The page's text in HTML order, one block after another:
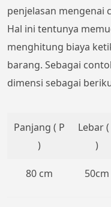
penjelasan mengenai
Hal ini tentunya
menghitung biaya
barang. Sebagai
dimensi sebagai
Panjang ( P
)
Lebar (
)
80 cm 50cm